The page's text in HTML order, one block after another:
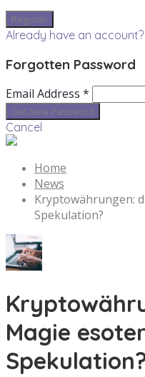
Already have an account?
Forgotten Password
Email Address *
Cancel
Home
News
Kryptowährungen:
Spekulation?
Magie